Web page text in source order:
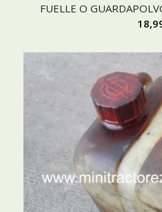
FUELLE O